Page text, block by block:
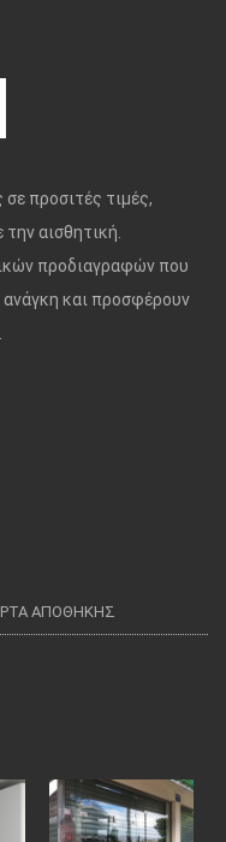
προσιτές τιμές,
αισθητική.
προδιαγραφών που
ανάγκη και προσφέρουν
ΑΠΟΘΗΚΗΣ